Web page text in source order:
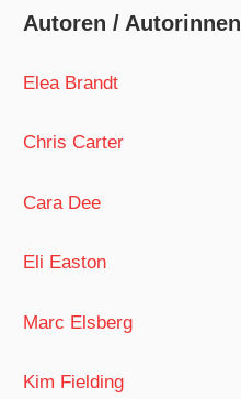
Autoren / Autorinnen
Elea Brandt
Chris Carter
Cara Dee
Eli Easton
Marc Elsberg
Kim Fielding